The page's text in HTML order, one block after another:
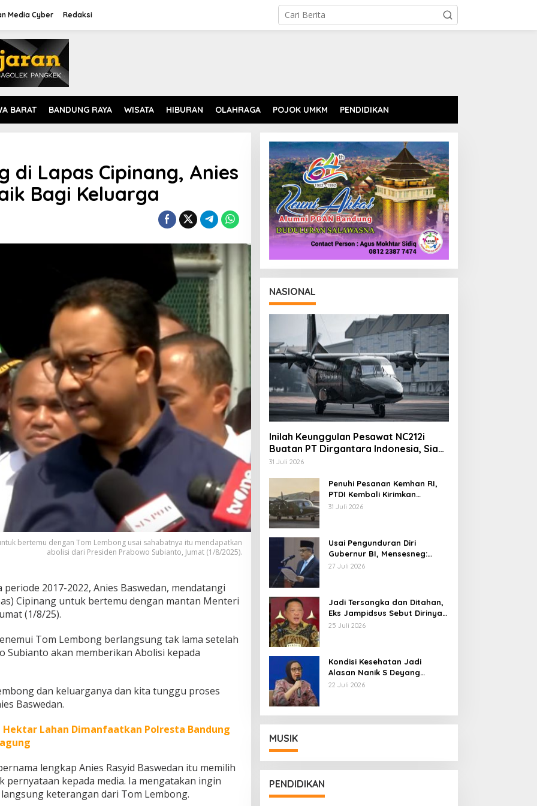
Media Cyber Redaksi
BARAT BANDUNG RAYA WISATA HIBURAN OLAHRAGA POJOK UMKM PENDIDIKAN
di Lapas Cipinang, Anies
Bagi Keluarga
bertemu dengan Tom Lembong usai sahabatnya itu mendapatkan
abolisi dari Presiden Prabowo Subianto, Jumat (1/8/2025).
periode 2017-2022, Anies Baswedan, mendatangi
Cipinang untuk bertemu dengan mantan Menteri
(1/8/25).
Tom Lembong berlangsung tak lama setelah
Subianto akan memberikan Abolisi kepada
dan keluarganya dan kita tunggu proses
Baswedan.
Hektar Lahan Dimanfaatkan Polresta Bandung
lengkap Anies Rasyid Baswedan itu memilih
kepada media. Ia mengatakan ingin
keterangan dari Tom Lembong.
NASIONAL
Inilah Keunggulan Pesawat NC212i
Buatan PT Dirgantara Indonesia, Siap
Dukung Berbagai Operasi TNI
31 Juli 2026
Penuhi Pesanan Kemhan RI,
PTDI Kembali Kirimkan
Pesawat NC212i ke Pangkalan
31 Juli 2026
Usai Pengunduran Diri
Gubernur BI, Mensesneg:
Segera Terbit Keppres
27 Juli 2026
Jadi Tersangka dan Ditahan,
Eks Jampidsus Sebut Dirinya
Korban Kriminalisasi
25 Juli 2026
Kondisi Kesehatan Jadi
Alasan Nanik S Deyang
Mundur dari BGN, Prabowo
22 Juli 2026
MUSIK
PENDIDIKAN